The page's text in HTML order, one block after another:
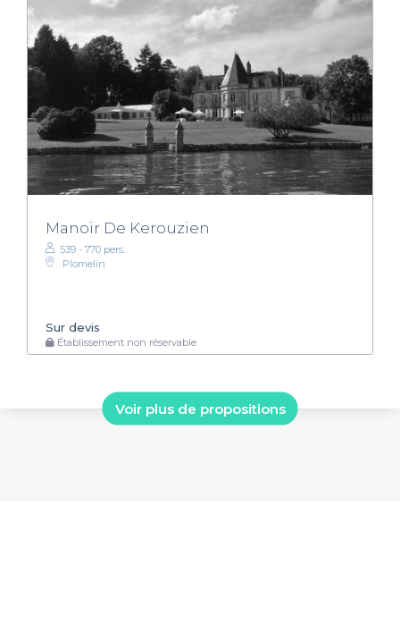
Manoir De Kerouzien
539 - 770 pers.
Plomelin
Sur devis
Établissement non réservable
Voir plus de propositions